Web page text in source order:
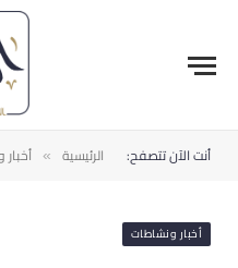
أنت الآن تتصفح: الرئيسية »
أخبار ونشاطات